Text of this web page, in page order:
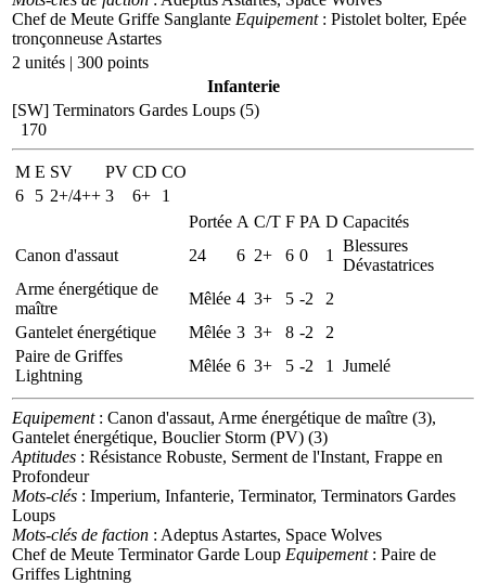
Chef de Meute Griffe Sanglante Equipement: Pistolet bolter, Epée
tronçonneuse Astartes
2 unités | 300 points
Infanterie
[SW] Terminators Gardes Loups (5)
170
M E SV PV CD CO
6
5 2+/4++ 3 6+
1
Portée A C/T F PA D Capacités
Canon d'assaut
24 6 2+ 6 0 1
Blessures
Dévastatrices
Arme énergétique de
maître
Mêlée 4 3+ 5 -2
2
Gantelet énergétique
Mêlée 3 3+ 8 -2
2
Paire de Griffes
Lightning
Mêlée 6 3+ 5 -2 1 Jumelé
Equipement: Canon d'assaut, Arme énergétique de maître (3),
Gantelet énergétique, Bouclier Storm (PV) (3)
Aptitudes : Résistance Robuste, Serment de l'Instant, Frappe en
Profondeur
Mots-clés : Imperium, Infanterie, Terminator, Terminators Gardes
Loups
Mots-clés de faction : Adeptus Astartes, Space Wolves
Chef de Meute Terminator Garde Loup Equipement: Paire de
Griffes Lightning